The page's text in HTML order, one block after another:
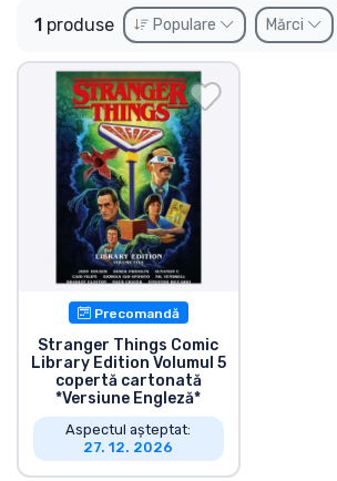
1 produse Populare Mărci
Precomandă
Stranger Things Comic
Library Edition Volumul 5
copertă cartonată
*Versiune Engleză*
Aspectul așteptat:
27. 12. 2026
Outlet produse
Transport și plată
Sortare după serie
Sortare după filme
Sortare după desene animate
Sortare după Anime
Sortare după jocuri
Sortare după sport